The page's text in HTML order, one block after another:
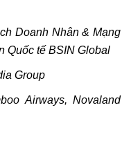
Doanh Nhân & Mạng
Quốc tế BSIN Global
Group
Airways, Novaland